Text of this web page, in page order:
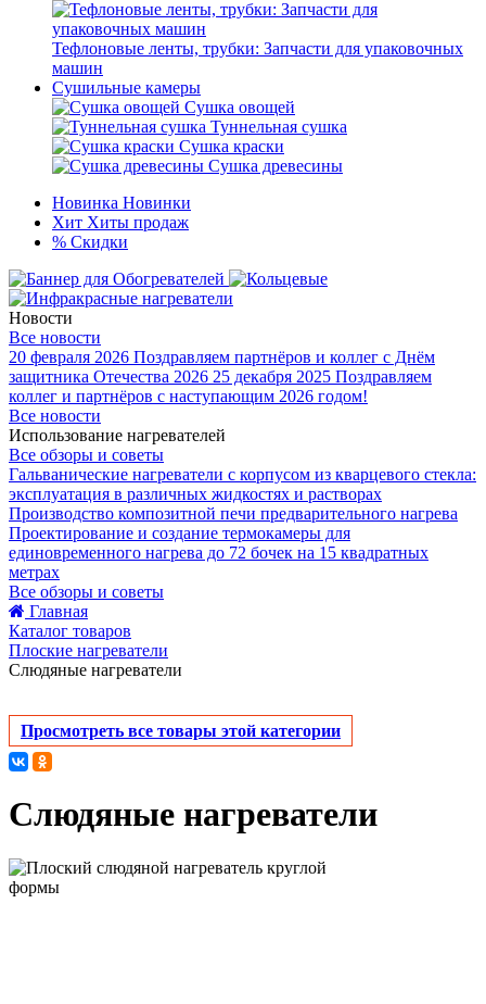
Тефлоновые ленты, трубки: Запчасти для упаковочных
машин
Сушильные камеры
Сушка овощей
Туннельная сушка
Сушка краски
Сушка древесины
Новинка Новинки
Хит Хиты продаж
% Скидки
Новости
Все новости
20 февраля 2026 Поздравляем партнёров и коллег с Днём
защитника Отечества 2026 25 декабря 2025 Поздравляем
коллег и партнёров с наступающим 2026 годом!
Все новости
Использование нагревателей
Все обзоры и советы
Гальванические нагреватели с корпусом из кварцевого стекла:
эксплуатация в различных жидкостях и растворах
Производство композитной печи предварительного нагрева
Проектирование и создание термокамеры для
единовременного нагрева до 72 бочек на 15 квадратных
метрах
Все обзоры и советы
Главная
Каталог товаров
Плоские нагреватели
Слюдяные нагреватели
Просмотреть все товары этой категории
Слюдяные нагреватели